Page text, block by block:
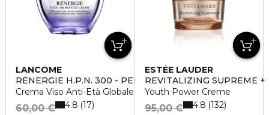
LANCÔME
RÉNERGIE H.P.N. 300 - PEPTIDE CREAM
Crema Viso Anti-Età Globale Alta Performance
60,00 € 4.8 17
ESTÉE LAUDER
REVITALIZING SUPREME +
Youth Power Creme
95,00 € 4.8 132